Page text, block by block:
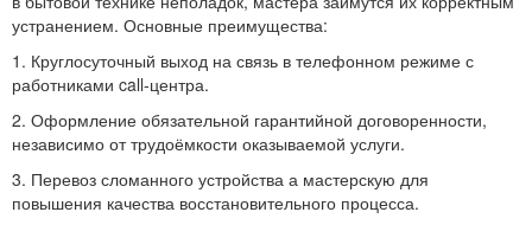
устранением. Основные преимущества:
1. Круглосуточный выход на связь в телефонном режиме с
работниками call-центра.
2. Оформление обязательной гарантийной договоренности,
независимо от трудоёмкости оказываемой услуги.
3. Перевоз сломанного устройства а мастерскую для
повышения качества восстановительного процесса.